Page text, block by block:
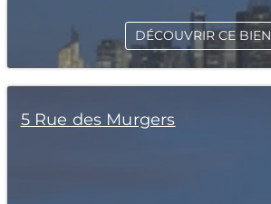
DÉCOUVRIR CE BIEN
5 Rue des Murgers